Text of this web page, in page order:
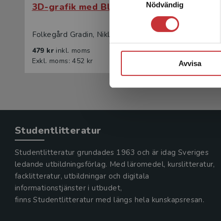
Nödvändig
Avvisa
3D-grafik med Blender
Folkegård Gradin, Niklas
479 kr inkl. moms
Exkl. moms: 452 kr
3D-
297 kr
Exkl.
Studentlitteratur
Studentlitteratur grundades 1963 och är idag Sveriges
ledande utbildningsförlag. Med läromedel, kurslitteratur,
facklitteratur, utbildningar och digitala
informationstjänster i utbudet,
finns Studentlitteratur med längs hela kunskapsresan.